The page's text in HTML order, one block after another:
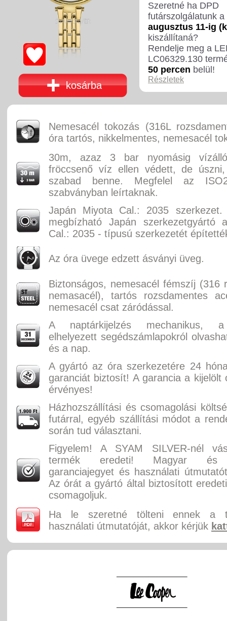
Szeretné ha DPD
futárszolgálatunk a
augusztus 11-ig
kiszállítaná?
Rendelje meg a
LC06329.130
50 percen belül!
Részletek
kosárba
Nemesacél tokozás (316L
óra tartós, nikkelmentes, nemesacél
30m, azaz 3 bar nyomásig
fröccsenő víz ellen védett, de
szabad benne. Megfelel az
szabványban leírtaknak.
Japán Miyota Cal.: 2035
megbízható Japán szerkezetgyártó
Cal.: 2035 - típusú szerkezetét
Az óra üvege edzett ásványi üveg.
Biztonságos, nemesacél fémszíj (316
nemasacél), tartós rozsdamentes
nemesacél csat záródással.
A naptárkijelzés mechanikus, a
elhelyezett segédszámlapokról
és a nap.
A gyártó az óra szerkezetére 24
garanciát biztosít! A garancia a kijelölt
érvényes!
Házhozszállítási és csomagolási
futárral, egyéb szállítási módot a
során tud választani.
Figyelem! A SYAM SILVER-nél
termék eredeti! Magyar és
garanciajegyet és használati
Az órát a gyártó által biztosított
csomagoljuk.
Ha le szeretné tölteni ennek a
használati útmutatóját, akkor kérjük